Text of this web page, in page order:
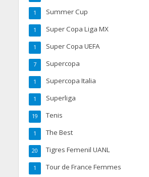
Summer Cup
1
Super Copa Liga MX
1
Super Copa UEFA
1
Supercopa
7
Supercopa Italia
1
Superliga
1
Tenis
19
The Best
1
Tigres Femenil UANL
20
Tour de France Femmes
1